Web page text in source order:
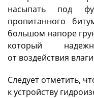
насыпать под
пропитанного
большом напоре
который
от воздействия
Следует отметить,
к устройству